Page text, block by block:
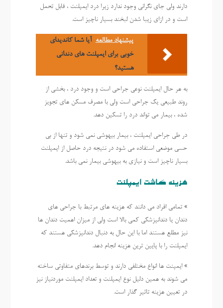
دارند ولی جای نگرانی وجود ندارد زیرا درد ایمپلنت ، قابل تحمل
است و در ازای زیبا شدن لبخند بسیار ناچیز است.
پیشنهاد مطالعه آیا شما کاندیدای
خوبی برای ایمپلنت های دندانی
هستید؟
به هر حال ایمپلنت نوعی جراحی است و وجود درد ، بخشی از
روند طبیعی یک جراحی است ولی با مصرف مسکن های تجویز
شده ، بیمار می تواند درد را تسکین دهد.
در طی جراحی ایمپلنت ، بیمار بیهوشی نمی شود و تنها از بی
حسی موضعی استفاده می شود در نتیجه درد حاصل از ایمپلنت
بسیار ناچیز است و نیازی به بیهوشی بیمار نمی باشد.
هزینه کاشت ایمپلنت
» تمامی افراد می دانند که هزینه های مرتبط با جراحی های
دندان یا دندانپزشکی کمی بالا است ولی از میزان اهمیت دندان ها
نیز مطلع هستند اما با این حال به دنبال دندانپزشکی هستند که
ایمپلنت را با پایین ترین هزینه انجام دهد.
» ایمپنت ها انواع مختلفی دارند و توسط برندهای متفاوتی ساخته
می شوند به همین دلیل نوع ایمپلنت و تعداد ایمپلنت موردنیاز نیز
در تعیین هزینه تاثیر گذار است.